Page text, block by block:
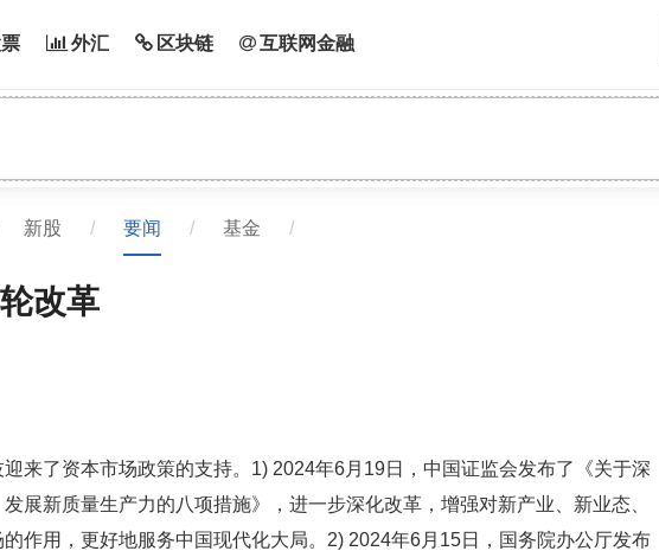
外汇 区块链 互联网金融
新股 / 要闻 / 基金 /
改革
来了资本市场政策的支持。1) 2024年6月19日，中国证监会发布了《关于深
展新质量生产力的八项措施》，进一步深化改革，增强对新产业、新业态、
作用，更好地服务中国现代化大局。2) 2024年6月15日，国务院办公厅发布